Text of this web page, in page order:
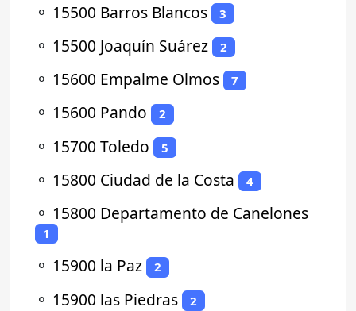
⚬ 15500 Barros Blancos 3
⚬ 15500 Joaquín Suárez 2
⚬ 15600 Empalme Olmos 7
⚬ 15600 Pando 2
⚬ 15700 Toledo 5
⚬ 15800 Ciudad de la Costa 4
⚬ 15800 Departamento de Canelones
1
⚬ 15900 la Paz 2
⚬ 15900 las Piedras 2